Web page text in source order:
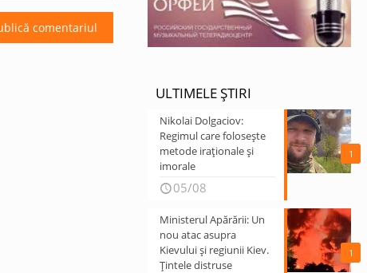
ULTIMELE ȘTIRI
1
Nikolai Dolgaciov:
Regimul care folosește
metode iraționale și
imorale
05/08
1
Ministerul Apărării: Un
nou atac asupra
Kievului și regiunii Kiev.
Țintele distruse